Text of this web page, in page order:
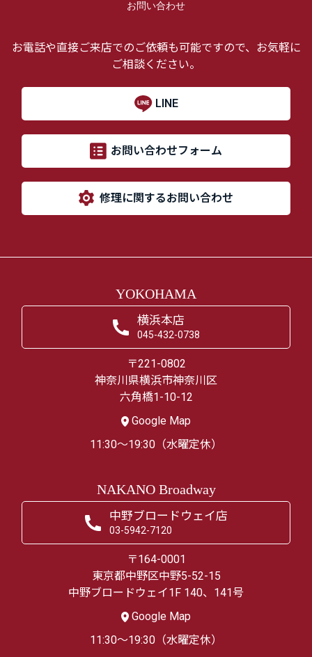
お問い合わせ
お電話や直接ご来店でのご依頼も可能ですので、お気軽に
ご相談ください。
LINE
お問い合わせフォーム
修理に関するお問い合わせ
YOKOHAMA
横浜本店
045-432-0738
〒221-0802
神奈川県横浜市神奈川区
六角橋1-10-12
Google Map
11:30～19:30（水曜定休）
NAKANO Broadway
中野ブロードウェイ店
03-5942-7120
〒164-0001
東京都中野区中野5-52-15
中野ブロードウェイ1F 140、141号
Google Map
11:30～19:30（水曜定休）